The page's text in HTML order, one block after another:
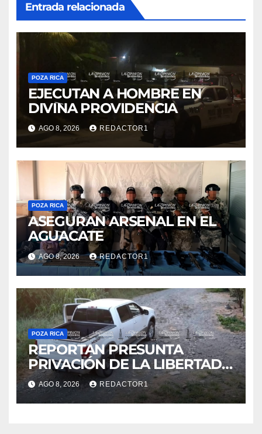
Entrada relacionada
POZA RICA
EJECUTAN A HOMBRE EN
DIVINA PROVIDENCIA
AGO 8, 2026 REDACTOR1
POZA RICA
ASEGURAN ARSENAL EN EL
AGUACATE
AGO 8, 2026 REDACTOR1
POZA RICA
REPORTAN PRESUNTA
PRIVACIÓN DE LA LIBERTAD
DE DOS HOMBRES EN CERRO
AZUL; HORAS DESPUÉS
HABRÍAN SIDO LIBERADOS
AGO 8, 2026 REDACTOR1